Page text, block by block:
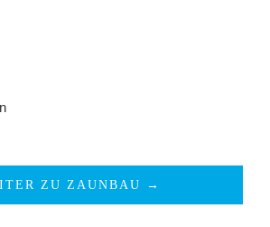
ZU ZAUNBAU →